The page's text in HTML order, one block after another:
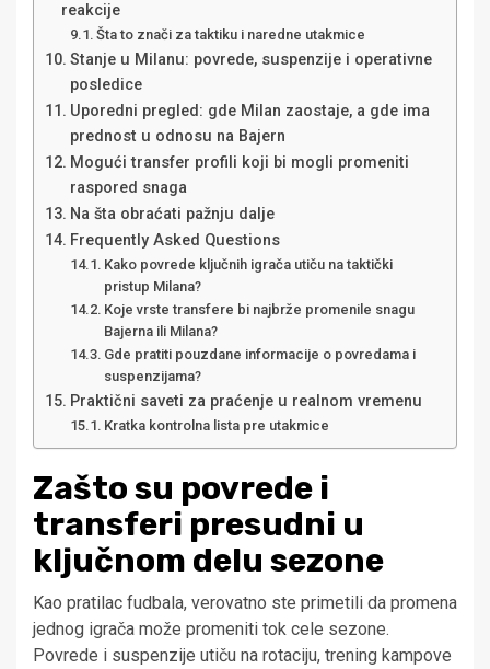
reakcije
Šta to znači za taktiku i naredne utakmice
Stanje u Milanu: povrede, suspenzije i operativne
posledice
Uporedni pregled: gde Milan zaostaje, a gde ima
prednost u odnosu na Bajern
Mogući transfer profili koji bi mogli promeniti
raspored snaga
Na šta obraćati pažnju dalje
Frequently Asked Questions
Kako povrede ključnih igrača utiču na taktički
pristup Milana?
Koje vrste transfere bi najbrže promenile snagu
Bajerna ili Milana?
Gde pratiti pouzdane informacije o povredama i
suspenzijama?
Praktični saveti za praćenje u realnom vremenu
Kratka kontrolna lista pre utakmice
Zašto su povrede i
transferi presudni u
ključnom delu sezone
Kao pratilac fudbala, verovatno ste primetili da promena
jednog igrača može promeniti tok cele sezone.
Povrede i suspenzije utiču na rotaciju, trening kampove